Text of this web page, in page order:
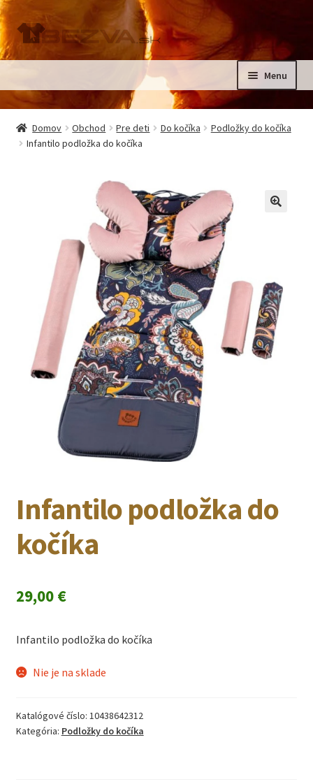
Preskočiť
na
navigáciu
Preskočiť
na
obsah
Menu
Domov
Pre deti
Oblečenie na krst, slávnostné oblečenie
Domov Obchod Pre deti Do kočíka
Podložky do kočíka
Infantilo podložka do kočíka
Infantilo podložka do
kočíka
29,00 €
Infantilo podložka do kočíka
Nie je na sklade
Katalógové číslo: 10438642312
Kategória: Podložky do kočíka